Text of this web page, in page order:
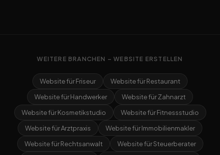
WEITERE BRANCHEN – WEBSITE ERSTELLEN
Website für Friseur
Website für Restaurant
Website für Handwerker
Website für Zahnarzt
Website für Kosmetikstudio
Website für Fitnessstudio
Website für Arztpraxis
Website für Immobilienmakler
Website für Rechtsanwalt
Website für Steuerberater